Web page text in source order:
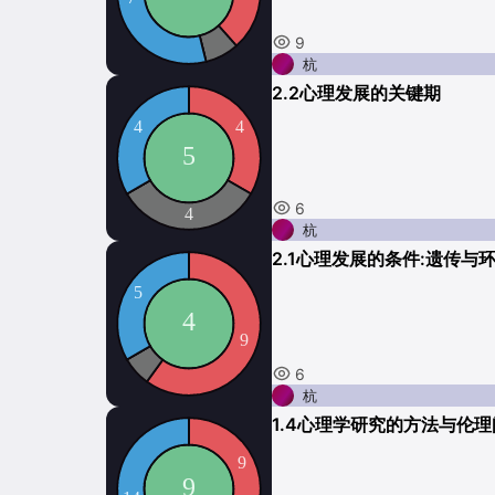
9
杭
2.2心理发展的关键期
6
杭
2.1心理发展的条件:遗传与
6
杭
1.4心理学研究的方法与伦